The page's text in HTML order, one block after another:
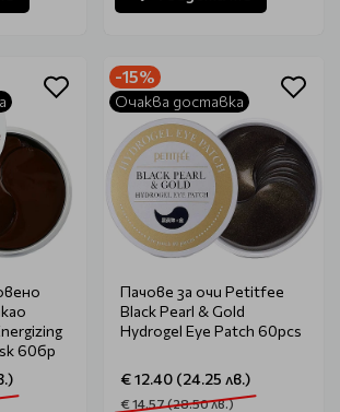
60бр
-15%
Очаква доставка
Пачове за очи Petitfee
Black Pearl & Gold
Hydrogel Eye Patch 60pcs
€ 12.40 (24.25 лв.)
€ 14.57 (28.50 лв.)